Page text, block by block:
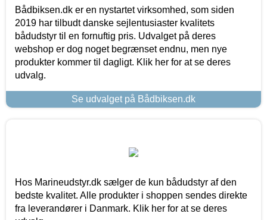
Bådbiksen.dk er en nystartet virksomhed, som siden
2019 har tilbudt danske sejlentusiaster kvalitets
bådudstyr til en fornuftig pris. Udvalget på deres
webshop er dog noget begrænset endnu, men nye
produkter kommer til dagligt. Klik her for at se deres
udvalg.
Se udvalget på Bådbiksen.dk
Hos Marineudstyr.dk sælger de kun bådudstyr af den
bedste kvalitet. Alle produkter i shoppen sendes direkte
fra leverandører i Danmark. Klik her for at se deres